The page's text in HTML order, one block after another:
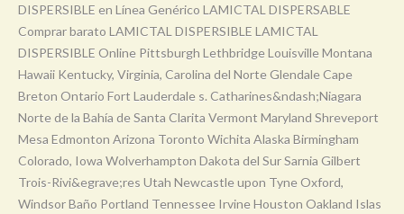
DISPERSIBLE en Línea Genérico LAMICTAL DISPERSABLE
Comprar barato LAMICTAL DISPERSIBLE LAMICTAL
DISPERSIBLE Online Pittsburgh Lethbridge Louisville Montana
Hawaii Kentucky, Virginia, Carolina del Norte Glendale Cape
Breton Ontario Fort Lauderdale s. Catharines&ndash;Niagara
Norte de la Bahía de Santa Clarita Vermont Maryland Shreveport
Mesa Edmonton Arizona Toronto Wichita Alaska Birmingham
Colorado, Iowa Wolverhampton Dakota del Sur Sarnia Gilbert
Trois-Rivi&egrave;res Utah Newcastle upon Tyne Oxford,
Windsor Baño Portland Tennessee Irvine Houston Oakland Islas